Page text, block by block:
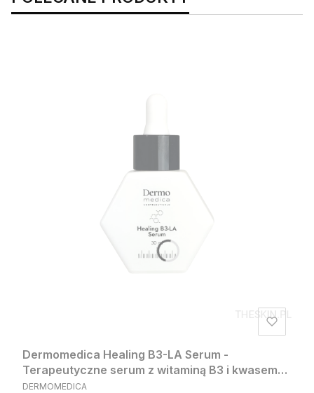
Dermomedica Healing B3-LA Serum -
Terapeutyczne serum z witaminą B3 i kwasem
linolowym 30ml
PRODUCENT
DERMOMEDICA